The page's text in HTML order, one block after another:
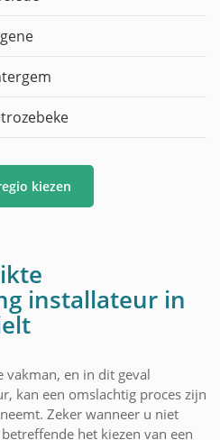
kiezen
installateur in
vakman, en in dit geval
kan een omslachtig proces zijn
Zeker wanneer u niet
het kiezen van een